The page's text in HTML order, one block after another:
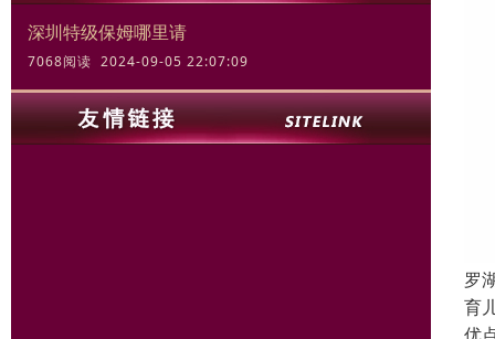
深圳特级保姆哪里请
7068阅读 2024-09-05 22:07:09
罗
育